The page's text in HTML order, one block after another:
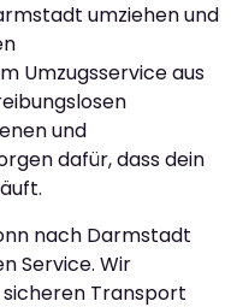
umziehen und
Umzugsservice aus
und
dafür, dass dein
nach Darmstadt
Service. Wir
Transport